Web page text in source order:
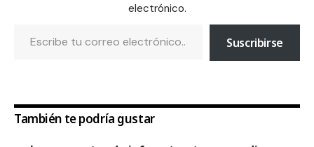
electrónico.
Suscribirse
También te podría gustar